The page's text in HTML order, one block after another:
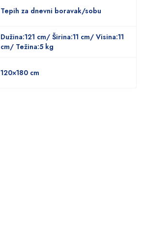
Tepih za dnevni boravak/sobu
Dužina:121 cm/ Širina:11 cm/ Visina:11
cm/ Težina:5 kg
120×180 cm